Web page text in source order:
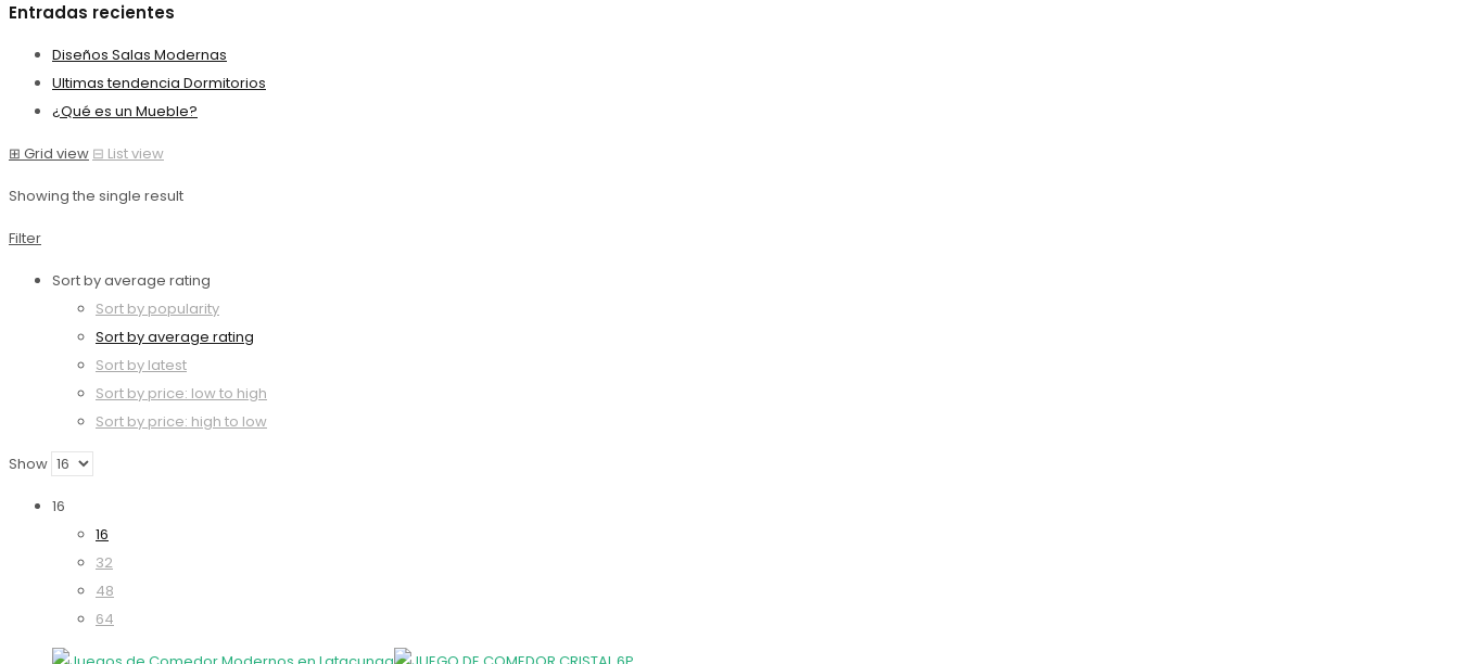
Entradas recientes
Diseños Salas Modernas
Ultimas tendencia Dormitorios
¿Qué es un Mueble?
⊞ Grid view ⊟ List view
Showing the single result
Filter
Sort by average rating
Sort by popularity
Sort by average rating
Sort by latest
Sort by price: low to high
Sort by price: high to low
Show
16
16
32
48
64